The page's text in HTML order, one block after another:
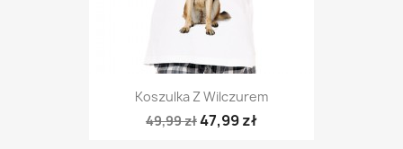
Koszulka Z Wilczurem
49,99 zł47,99 zł